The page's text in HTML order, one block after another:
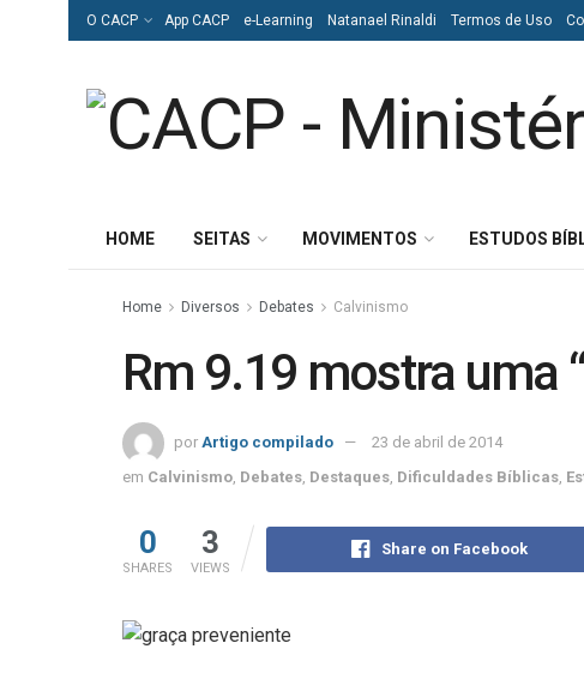
O CACP App CACP e-Learning Natanael Rinaldi Termos de Uso
HOME SEITAS MOVIMENTOS ESTUDOS
Home Diversos Debates Calvinismo
Rm 9.19 mostra uma
por Artigo compilado
23 de abril de 2014
em Calvinismo Debates Destaques Dificuldades Bíblicas
0
SHARES
3
VIEWS
Share on Facebook